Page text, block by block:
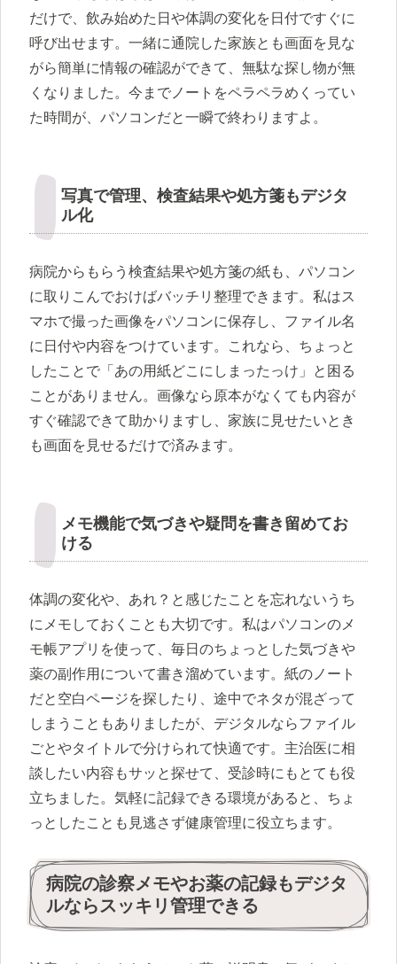
だけで、飲み始めた日や体調の変化を日付ですぐに
呼び出せます。一緒に通院した家族とも画面を見な
がら簡単に情報の確認ができて、無駄な探し物が無
くなりました。今までノートをペラペラめくってい
た時間が、パソコンだと一瞬で終わりますよ。
写真で管理、検査結果や処方箋もデジタ
ル化
病院からもらう検査結果や処方箋の紙も、パソコン
に取りこんでおけばバッチリ整理できます。私はス
マホで撮った画像をパソコンに保存し、ファイル名
に日付や内容をつけています。これなら、ちょっと
したことで「あの用紙どこにしまったっけ」と困る
ことがありません。画像なら原本がなくても内容が
すぐ確認できて助かりますし、家族に見せたいとき
も画面を見せるだけで済みます。
メモ機能で気づきや疑問を書き留めてお
ける
体調の変化や、あれ？と感じたことを忘れないうち
にメモしておくことも大切です。私はパソコンのメ
モ帳アプリを使って、毎日のちょっとした気づきや
薬の副作用について書き溜めています。紙のノート
だと空白ページを探したり、途中でネタが混ざって
しまうこともありましたが、デジタルならファイル
ごとやタイトルで分けられて快適です。主治医に相
談したい内容もサッと探せて、受診時にもとても役
立ちました。気軽に記録できる環境があると、ちょ
っとしたことも見逃さず健康管理に役立ちます。
病院の診察メモやお薬の記録もデジタ
ルならスッキリ管理できる